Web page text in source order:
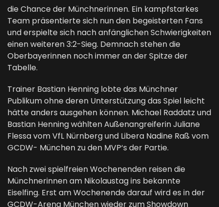
die Chance der Münchnerinnen. Ein kampfstarkes
Team präsentierte sich nun den begeisterten Fans
und erspielte sich nach anfänglichen Schwierigkeiten
einen weiteren 3:2-Sieg. Demnach stehen die
Oberbayerinnen noch immer an der Spitze der
Tabelle.
Trainer Bastian Henning lobte das Münchner
Publikum ohne deren Unterstützung das Spiel leicht
hätte anders ausgehen können. Michael Raddatz und
Bastian Henning wählten Außenangreiferin Juliane
Flessa vom VfL Nürnberg und Libera Nadine Raß vom
GCDW- München zu den MVP‘s der Partie.
Nach zwei spielfreien Wochenenden reisen die
Münchnerinnen am Nikolaustag ins bekannte
Eiselfing. Erst am Wochenende darauf wird es in der
GCDW-Arena München wieder zum Showdown